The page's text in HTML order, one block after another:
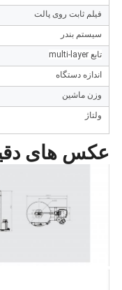
فیلم ثابت روی پالت
سیستم بندر
تابع multi-layer
اندازه دستگاه
وزن ماشین
ولتاژ
عکس های